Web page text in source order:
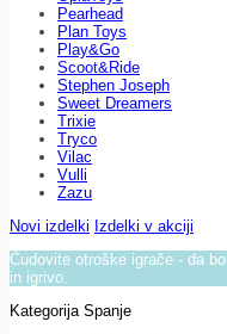
Pearhead
Plan Toys
Play&Go
Scoot&Ride
Stephen Joseph
Sweet Dreamers
Trixie
Tryco
Vilac
Vulli
Zazu
Novi izdelki Izdelki v akciji
Čudovite otroške igrače - da
in igrivo.
Kategorija Spanje